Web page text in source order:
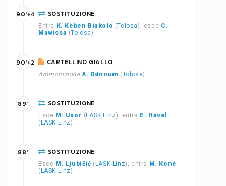
SOSTITUZIONE
Entra K. Keben Biakolo (Tolosa), esce C.
Mawissa (Tolosa)
90'+4
CARTELLINO GIALLO
Ammonizione A. Dønnum (Tolosa)
90'+2
SOSTITUZIONE
Esce M. Usor ( LASK Linz), entra E. Havel
( LASK Linz)
89'
SOSTITUZIONE
Esce M. Ljubičić ( LASK Linz), entra
M. Koné
( LASK Linz)
88'